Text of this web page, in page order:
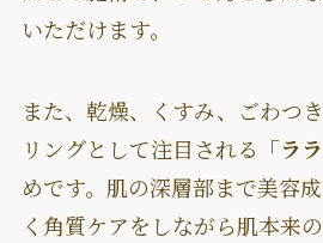
いただけます。
また、乾燥、くすみ、ごわつ
リングとして注目される 「ラ
めです。肌の深層部まで美容
く角質ケアをしながら肌本来